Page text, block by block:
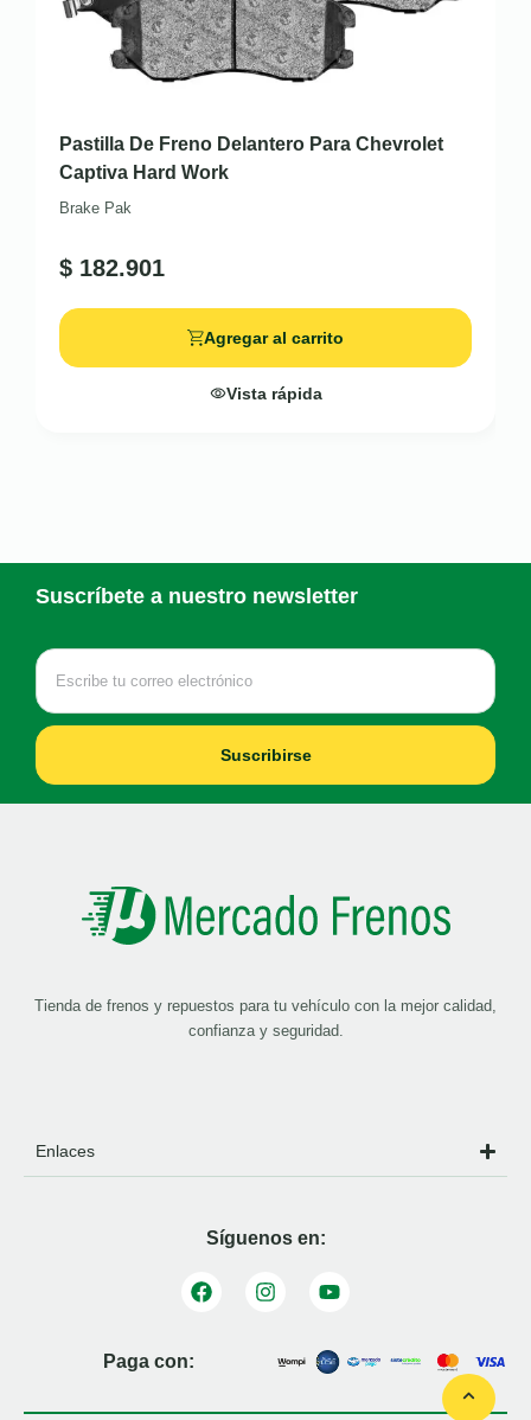
Pastilla De Freno Delantero Para Chevrolet
Captiva Hard Work
Brake Pak
$ 182.901
Agregar al carrito
Vista rápida
Suscríbete a nuestro newsletter
Suscribirse
Tienda de frenos y repuestos para tu vehículo con la mejor calidad,
confianza y seguridad.
Enlaces
Síguenos en:
Paga con: